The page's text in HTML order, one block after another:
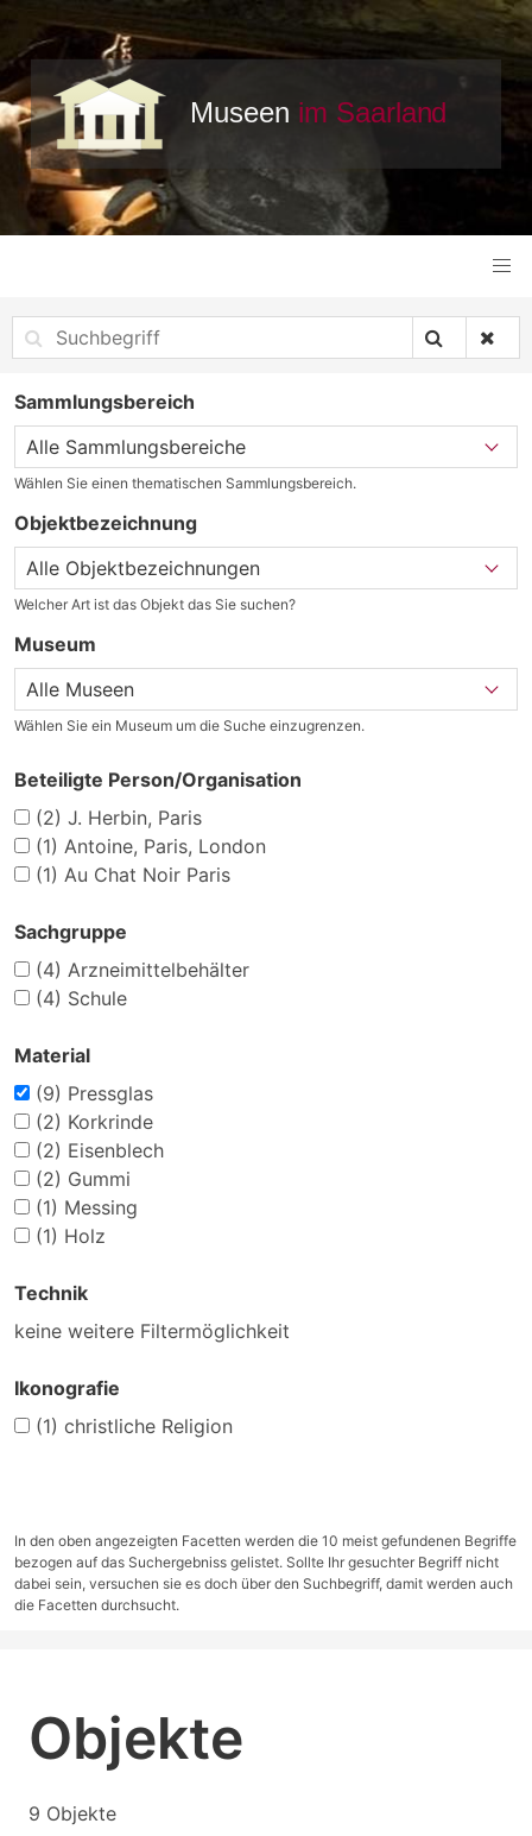
Sammlungsbereich
Wählen Sie einen thematischen Sammlungsbereich.
Objektbezeichnung
Welcher Art ist das Objekt das Sie suchen?
Museum
Wählen Sie ein Museum um die Suche einzugrenzen.
Beteiligte Person/Organisation
(2) J. Herbin, Paris
(1) Antoine, Paris, London
(1) Au Chat Noir Paris
Sachgruppe
(4) Arzneimittelbehälter
(4) Schule
Material
(9) Pressglas
(2) Korkrinde
(2) Eisenblech
(2) Gummi
(1) Messing
(1) Holz
Technik
keine weitere Filtermöglichkeit
Ikonografie
(1) christliche Religion
In den oben angezeigten Facetten werden die 10 meist gefundenen Begriffe
bezogen auf das Suchergebniss gelistet. Sollte Ihr gesuchter Begriff nicht
dabei sein, versuchen sie es doch über den Suchbegriff, damit werden auch
die Facetten durchsucht.
Objekte
9 Objekte